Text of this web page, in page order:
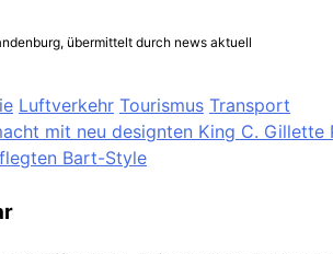
übermittelt durch news aktuell
Luftverkehr Tourismus Transport
mit neu designten King C. Gillette
Bart-Style